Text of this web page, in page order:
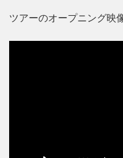
ツアーのオープニング映